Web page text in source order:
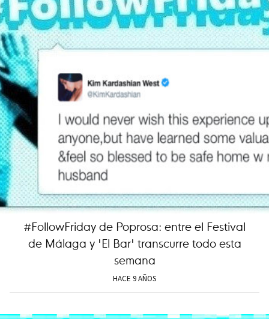
#FollowFriday de Poprosa: entre el Festival
de Málaga y 'El Bar' transcurre todo esta
semana
HACE 9 AÑOS